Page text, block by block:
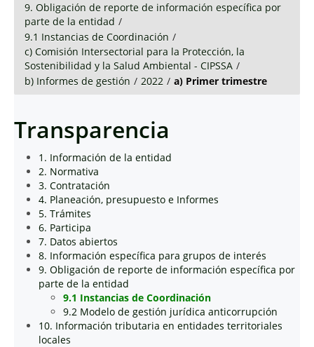
9. Obligación de reporte de información específica por
parte de la entidad /
9.1 Instancias de Coordinación /
c) Comisión Intersectorial para la Protección, la
Sostenibilidad y la Salud Ambiental - CIPSSA /
b) Informes de gestión / 2022 / a) Primer trimestre
Transparencia
1. Información de la entidad
2. Normativa
3. Contratación
4. Planeación, presupuesto e Informes
5. Trámites
6. Participa
7. Datos abiertos
8. Información específica para grupos de interés
9. Obligación de reporte de información específica por
parte de la entidad
9.1 Instancias de Coordinación
9.2 Modelo de gestión jurídica anticorrupción
10. Información tributaria en entidades territoriales
locales